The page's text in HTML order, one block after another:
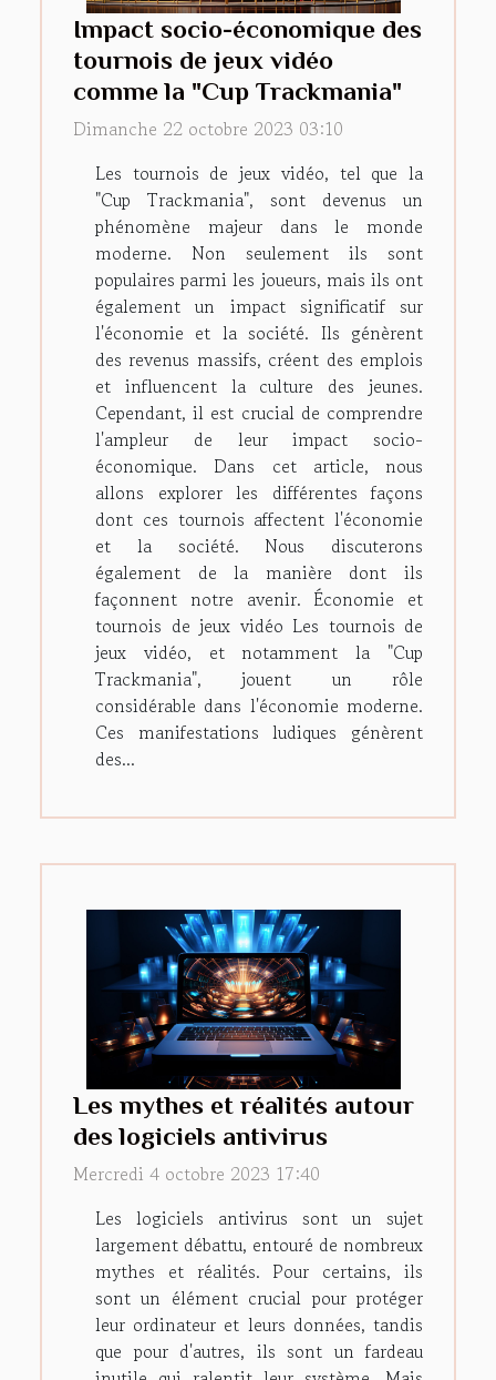
Impact socio-économique des
tournois de jeux vidéo
comme la "Cup Trackmania"
Dimanche 22 octobre 2023 03:10
Les tournois de jeux vidéo, tel que la
"Cup Trackmania", sont devenus un
phénomène majeur dans le monde
moderne. Non seulement ils sont
populaires parmi les joueurs, mais ils ont
également un impact significatif sur
l'économie et la société. Ils génèrent
des revenus massifs, créent des emplois
et influencent la culture des jeunes.
Cependant, il est crucial de comprendre
l'ampleur de leur impact socio-
économique. Dans cet article, nous
allons explorer les différentes façons
dont ces tournois affectent l'économie
et la société. Nous discuterons
également de la manière dont ils
façonnent notre avenir. Économie et
tournois de jeux vidéo Les tournois de
jeux vidéo, et notamment la "Cup
Trackmania", jouent un rôle
considérable dans l'économie moderne.
Ces manifestations ludiques génèrent
des...
Les mythes et réalités autour
des logiciels antivirus
Mercredi 4 octobre 2023 17:40
Les logiciels antivirus sont un sujet
largement débattu, entouré de nombreux
mythes et réalités. Pour certains, ils
sont un élément crucial pour protéger
leur ordinateur et leurs données, tandis
que pour d'autres, ils sont un fardeau